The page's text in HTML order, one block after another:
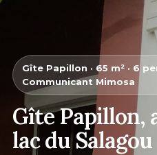
Gîte Papillon · 65 m² · 6
Communicant Mimosa
Gîte Papillon,
lac du Salagou